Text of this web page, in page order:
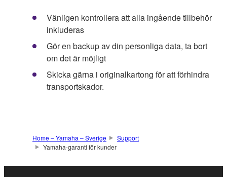
Vänligen kontrollera att alla ingående tillbehör
inkluderas
Gör en backup av din personliga data, ta bort
om det är möjligt
Skicka gärna i originalkartong för att förhindra
transportskador.
Home – Yamaha – Sverige
Support
Yamaha-garanti för kunder